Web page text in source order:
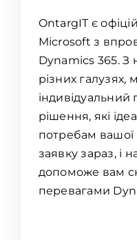
OntargIT є
Microsoft з
Dynamics 365. З
різних
індивідуальний
рішення, які
потребам вашої
заявку зараз, і
допоможе вам
перевагами